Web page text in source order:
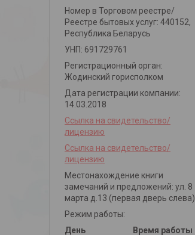
Номер в Торговом реестре/
Реестре бытовых услуг: 440152,
Республика Беларусь
УНП: 691729761
Регистрационный орган:
Жодинский горисполком
Дата регистрации компании:
14.03.2018
Ссылка на свидетельство/
лицензию
Ссылка на свидетельство/
лицензию
Местонахождение книги
замечаний и предложений: ул. 8
марта д.13 (первая дверь слева)
Режим работы:
День
Время работы